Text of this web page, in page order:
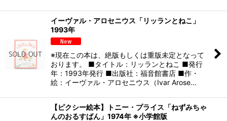
イーヴァル・アロセニウス「リッランとねこ」
1993年
※現在この本は、絶版もしくは重版未定となって
おります。 ■タイトル：リッランとねこ ■発行
年：1993年発行 ■出版社：福音館書店 ■作・
絵：イーヴァル・アロセニウス（Ivar Arose…
【ピクシー絵本】トニー・プライス「ねずみちゃ
んのおるすばん」1974年 ※小学館版